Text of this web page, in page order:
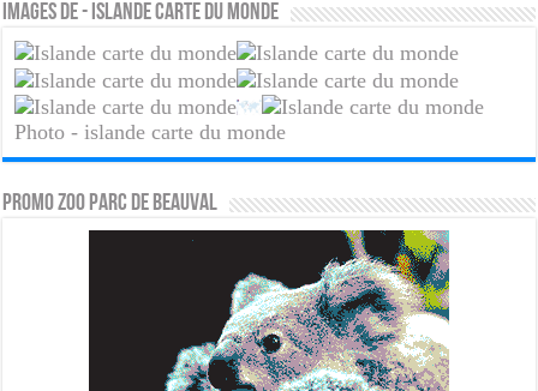
Images de - islande carte du monde
Photo - islande carte du monde
PROMO ZOO PARC DE BEAUVAL